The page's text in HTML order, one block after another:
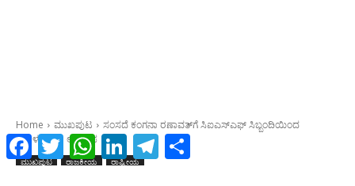
FacebookTwitterWhatsAppLinkedInTelegram